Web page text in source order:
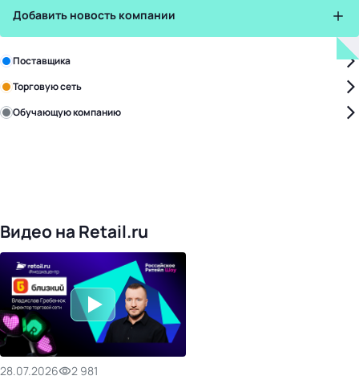
Добавить новость компании
Зарегистрируйте в бизнес-центре:
Поставщика
Торговую сеть
Обучающую компанию
Видео на Retail.ru
28.07.2026
2 981